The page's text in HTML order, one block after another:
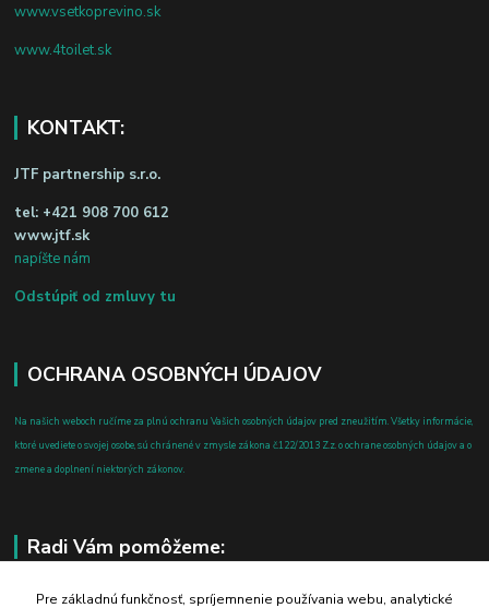
www.vsetkoprevino.sk
www.4toilet.sk
KONTAKT:
JTF partnership s.r.o.
tel: +421 908 700 612
www.jtf.sk
napíšte nám
Odstúpiť od zmluvy tu
OCHRANA OSOBNÝCH ÚDAJOV
Na našich weboch ručíme za plnú ochranu Vašich osobných údajov pred zneužitím. Všetky informácie,
ktoré uvediete o svojej osobe, sú chránené v zmysle zákona č.122/2013 Z.z. o ochrane osobných údajov a o
zmene a doplnení niektorých zákonov.
Radi Vám pomôžeme:
+421 908 700 612
Pre základnú funkčnosť, spríjemnenie používania webu, analytické